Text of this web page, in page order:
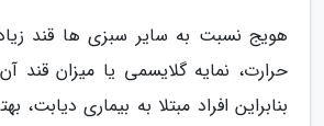
هویج نسبت به سایر سبزی ها قند
حرارت، نمایه گلایسمی یا میزان قند
بنابراین افراد مبتلا به بیماری دیابت،